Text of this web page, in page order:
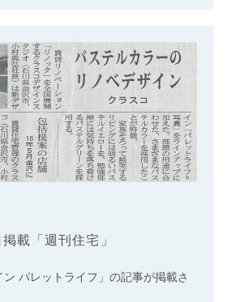
載「週刊住宅」
ン パレットライフ」の記事が掲載さ